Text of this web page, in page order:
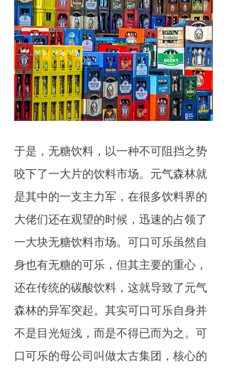
于是，无糖饮料，以一种不可阻挡之势
咬下了一大片的饮料市场。元气森林就
是其中的一支主力军，在很多饮料界的
大佬们还在观望的时候，迅速的占领了
一大块无糖饮料市场。可口可乐虽然自
身也有无糖的可乐，但其主要的重心，
还在传统的碳酸饮料，这就导致了元气
森林的异军突起。其实可口可乐自身并
不是目光短浅，而是不得已而为之。可
口可乐的母公司叫做太古集团，核心的